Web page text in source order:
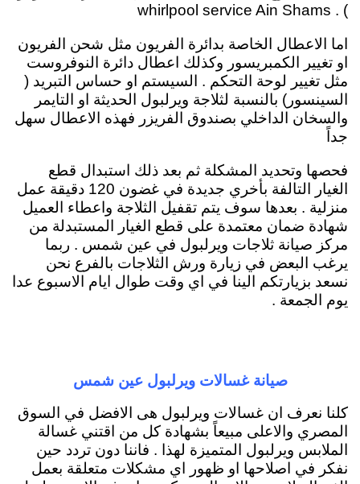
) . whirlpool service Ain Shams
اما الاعطال الخاصة بدائرة الفريون مثل شحن الفريون
او تغيير الكمبريسور وكذلك اعطال دائرة النوفروست
مثل تغيير لوحة التحكم . السيستم او حساس التبريد (
السينسور) بالنسبة لثلاجة ويرلبول الحديثة او التايمر
والسخان الداخلي بصندوق الفريزر فهذه الاعطال سهل
جداً
فحصها وتحديد المشكلة ثم بعد ذلك استبدال قطع
الغيار التالفة بأخري جديدة في غضون 120 دقيقة عمل
منزلية . بعدها سوف يتم تقفيل الثلاجة واعطاء العميل
شهادة ضمان معتمدة على قطع الغيار المستبدلة من
مركز صيانة ثلاجات ويرلبول في عين شمس . ربما
يرغب البعض في زيارة ورش الثلاجات بالفرع نحن
نسعد بزيارتكم الينا في اي وقت طوال ايام الاسبوع عدا
يوم الجمعة .
صيانة غسالات ويرلبول عين شمس
كلنا نعرف ان غسالات ويرلبول هى الافضل في السوق
المصري والاعلى مبيعاً بشهادة كل من اقتني غسالة
الملابس ويرلبول المتميزة لهذا . فاننا دون تردد حين
نفكر في اصلاحها او ظهور اي مشكلات متعلقة بعمل